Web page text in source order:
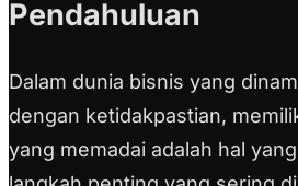
Pendahuluan
Dalam dunia bisnis yang
dengan ketidakpastian,
yang memadai adalah hal